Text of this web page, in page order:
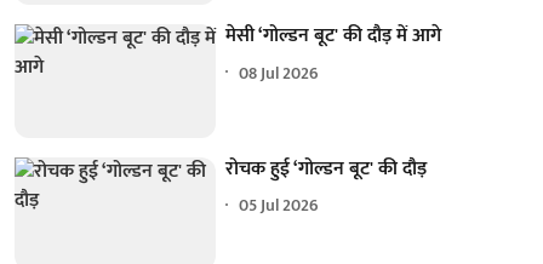
मेसी ‘गोल्डन बूट' की दौड़ में आगे
08 Jul 2026
रोचक हुई ‘गोल्डन बूट' की दौड़
05 Jul 2026